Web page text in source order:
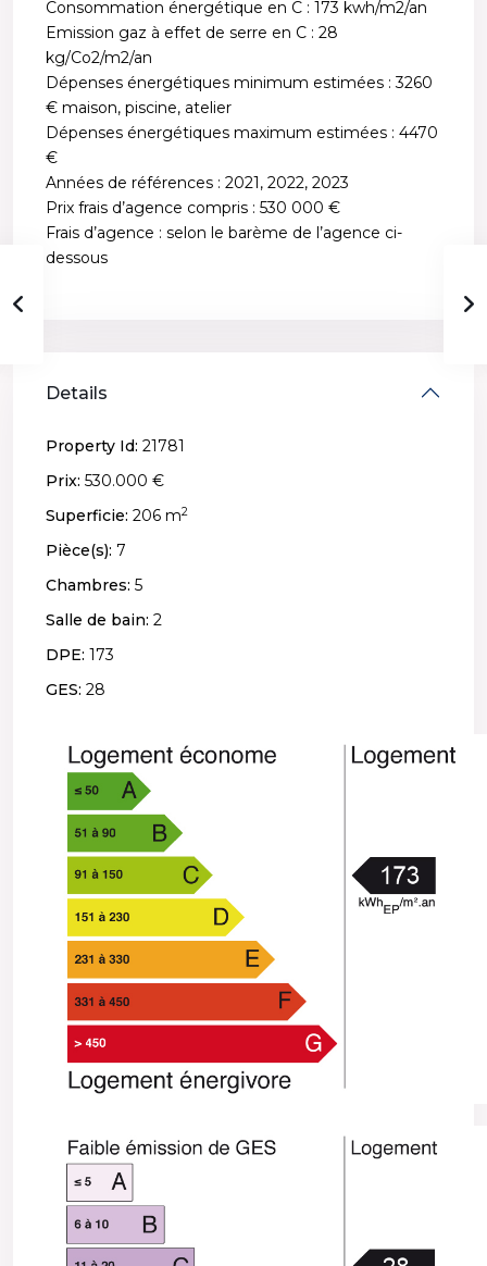
Consommation énergétique en C : 173 kwh/m2/an
Emission gaz à effet de serre en C : 28
kg/Co2/m2/an
Dépenses énergétiques minimum estimées : 3260
€ maison, piscine, atelier
Dépenses énergétiques maximum estimées : 4470
€
Années de références : 2021, 2022, 2023
Prix frais d’agence compris : 530 000 €
Frais d’agence : selon le barème de l’agence ci-
dessous
Details
Property Id: 21781
Prix: 530.000 €
Superficie: 206 m2
Pièce(s): 7
Chambres: 5
Salle de bain: 2
DPE: 173
GES: 28